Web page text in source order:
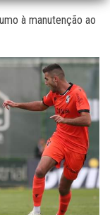
à manutenção ao